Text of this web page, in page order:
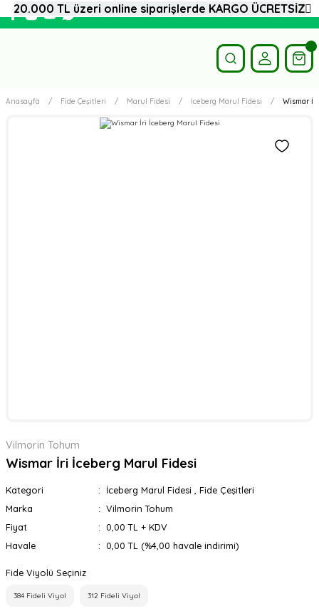
Anasayfa Fide Çeşitleri Marul Fidesi İceberg Marul Fidesi Wismar
Vilmorin Tohum
Wismar İri İceberg Marul Fidesi
Kategori İceberg Marul Fidesi
Fide Çeşitleri
Marka
Vilmorin Tohum
Fiyat
0,00 TL + KDV
Havale
0,00 TL (%4,00 havale indirimi)
Fide Viyolü Seçiniz
384 Fideli Viyol 312 Fideli Viyol
20.000 TL üzeri online siparişlerde KARGO ÜCRETSİZ